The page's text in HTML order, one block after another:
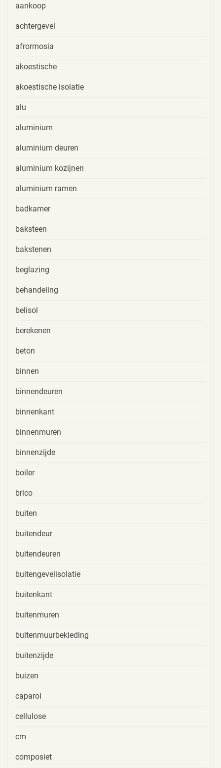
aankoop
achtergevel
afrormosia
akoestische
akoestische isolatie
alu
aluminium
aluminium deuren
aluminium kozijnen
aluminium ramen
badkamer
baksteen
bakstenen
beglazing
behandeling
belisol
berekenen
beton
binnen
binnendeuren
binnenkant
binnenmuren
binnenzijde
boiler
brico
buiten
buitendeur
buitendeuren
buitengevelisolatie
buitenkant
buitenmuren
buitenmuurbekleding
buitenzijde
buizen
caparol
cellulose
cm
composiet